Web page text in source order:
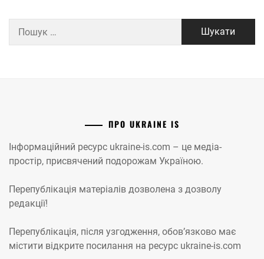
ПРО UKRAINE IS
Інформаційний ресурс ukraine-is.com – це медіа-
простір, присвячений подорожам Україною.
Перепублікація матеріалів дозволена з дозволу
редакції!
Перепублікація, після узгодження, обов’язково має
містити відкрите посилання на ресурс ukraine-is.com